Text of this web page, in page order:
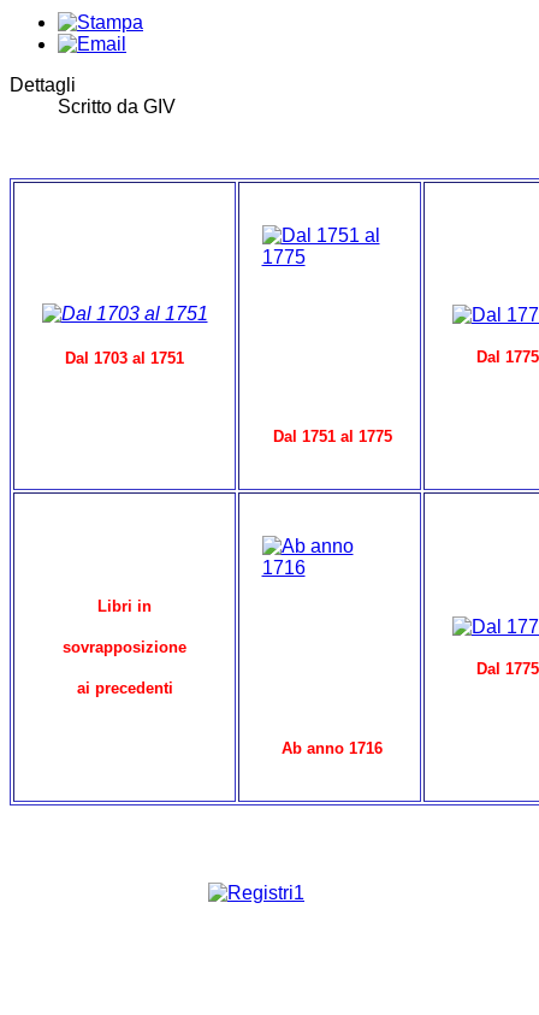
Dettagli
Scritto da GIV
Dal 1703 al 1751
Dal 1751 al 1775
Dal
Libri in
sovrapposizione
ai precedenti
Ab anno 1716
Dal